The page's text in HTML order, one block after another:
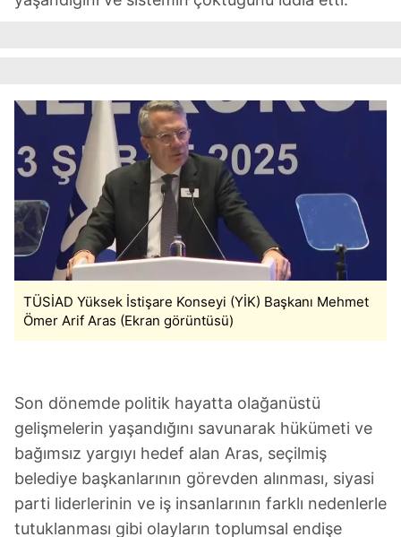
TÜSİAD Yüksek İstişare Konseyi (YİK) Başkanı Mehmet
Ömer Arif Aras (Ekran görüntüsü)
Son dönemde politik hayatta olağanüstü
gelişmelerin yaşandığını savunarak hükümeti ve
bağımsız yargıyı hedef alan Aras, seçilmiş
belediye başkanlarının görevden alınması, siyasi
parti liderlerinin ve iş insanlarının farklı nedenlerle
tutuklanması gibi olayların toplumsal endişe